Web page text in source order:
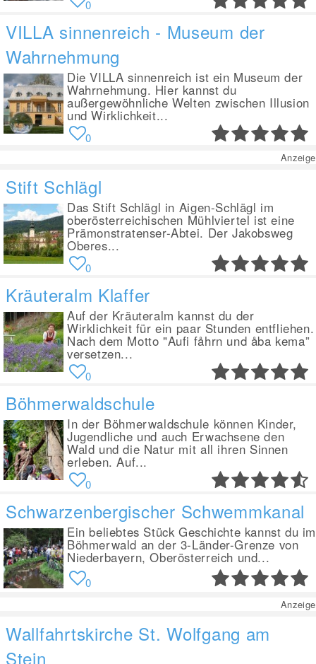
0
VILLA sinnenreich - Museum der
Wahrnehmung
Die VILLA sinnenreich ist ein Museum der
Wahrnehmung. Hier kannst du
außergewöhnliche Welten zwischen Illusion
und Wirklichkeit...
0
Anzeige
Stift Schlägl
Das Stift Schlägl in Aigen-Schlägl im
oberösterreichischen Mühlviertel ist eine
Prämonstratenser-Abtei. Der Jakobsweg
Oberes...
0
Kräuteralm Klaffer
Auf der Kräuteralm kannst du der
Wirklichkeit für ein paar Stunden entfliehen.
Nach dem Motto "Aufi fåhrn und åba kema”
versetzen...
0
Böhmerwaldschule
In der Böhmerwaldschule können Kinder,
Jugendliche und auch Erwachsene den
Wald und die Natur mit all ihren Sinnen
erleben. Auf...
0
Schwarzenbergischer Schwemmkanal
Ein beliebtes Stück Geschichte kannst du im
Böhmerwald an der 3-Länder-Grenze von
Niederbayern, Oberösterreich und...
0
Anzeige
Wallfahrtskirche St. Wolfgang am
Stein